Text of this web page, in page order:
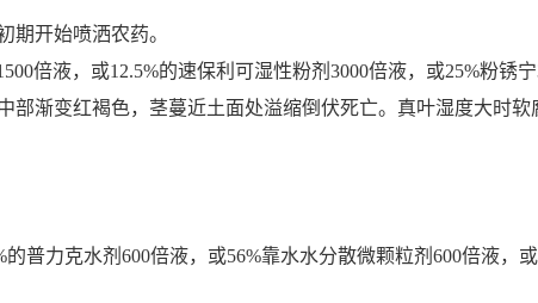
开始喷洒农药。
倍液，或12.5%的速保利可湿性粉剂3000倍液，或25%粉锈
部渐变红褐色，茎蔓近土面处溢缩倒伏死亡。真叶湿度大时
普力克水剂600倍液，或56%靠水水分散微颗粒剂600倍液，